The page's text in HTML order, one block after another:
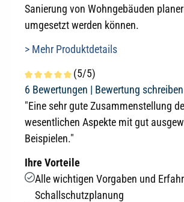
Sanierung von Wohngebäuden
umgesetzt werden können.
> Mehr Produktdetails
Durchschnittliche Bewertung von 5 von 5 Sternen
(5/5)
6 Bewertungen | Bewertung schreiben
"Eine sehr gute Zusammenstellung
wesentlichen Aspekte mit gut
Beispielen."
Ihre Vorteile
Alle wichtigen Vorgaben und
Schallschutzplanung